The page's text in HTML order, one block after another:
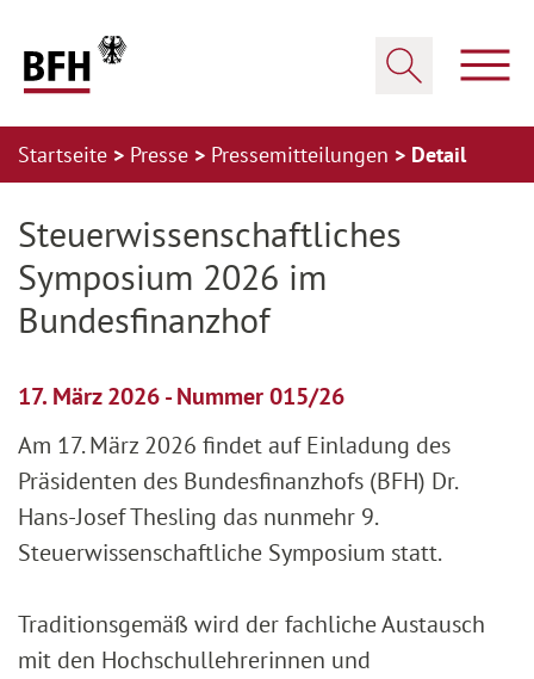
Startseite Presse Pressemitteilungen Detail
Steuerwissenschaftliches
Symposium 2026 im
Bundesfinanzhof
17. März 2026 - Nummer 015/26
Am 17. März 2026 findet auf Einladung des
Präsidenten des Bundesfinanzhofs (BFH) Dr.
Hans-Josef Thesling das nunmehr 9.
Steuerwissenschaftliche Symposium statt.
Traditionsgemäß wird der fachliche Austausch
mit den Hochschullehrerinnen und